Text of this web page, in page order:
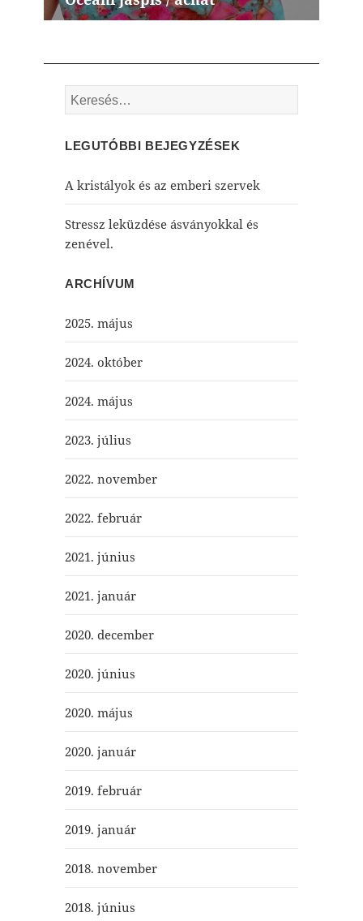
post:
Keresés:
LEGUTÓBBI BEJEGYZÉSEK
A kristályok és az emberi szervek
Stressz leküzdése ásványokkal és
zenével.
ARCHÍVUM
2025. május
2024. október
2024. május
2023. július
2022. november
2022. február
2021. június
2021. január
2020. december
2020. június
2020. május
2020. január
2019. február
2019. január
2018. november
2018. június